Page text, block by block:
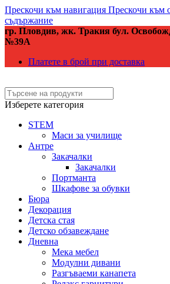
Прескочи към навигация Прескочи към
съдържание
гр. Пловдив, жк. Тракия бул.
№39А
Платете в брой при доставка
Изберете категория
STEM
Маси за училище
Антре
Закачалки
Закачалки
Портманта
Шкафове за обувки
Бюра
Декорация
Детска стая
Детско обзавеждане
Дневна
Мека мебел
Модулни дивани
Разгъваеми канапета